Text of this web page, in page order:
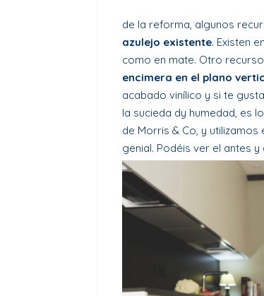
de la reforma, algunos
azulejo existente. Existen
como en mate. Otro
encimera en el plano
acabado vinílico y si te
la sucieda dy humedad, es
de Morris & Co, y
genial. Podéis ver el antes